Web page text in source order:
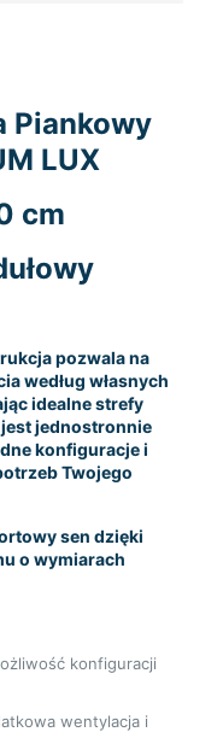
Piankowy
LUX
cm
pozwala na
według własnych
idealne strefy
jednostronnie
konfiguracje i
Twojego
sen dzięki
o wymiarach
konfiguracji
wentylacja i